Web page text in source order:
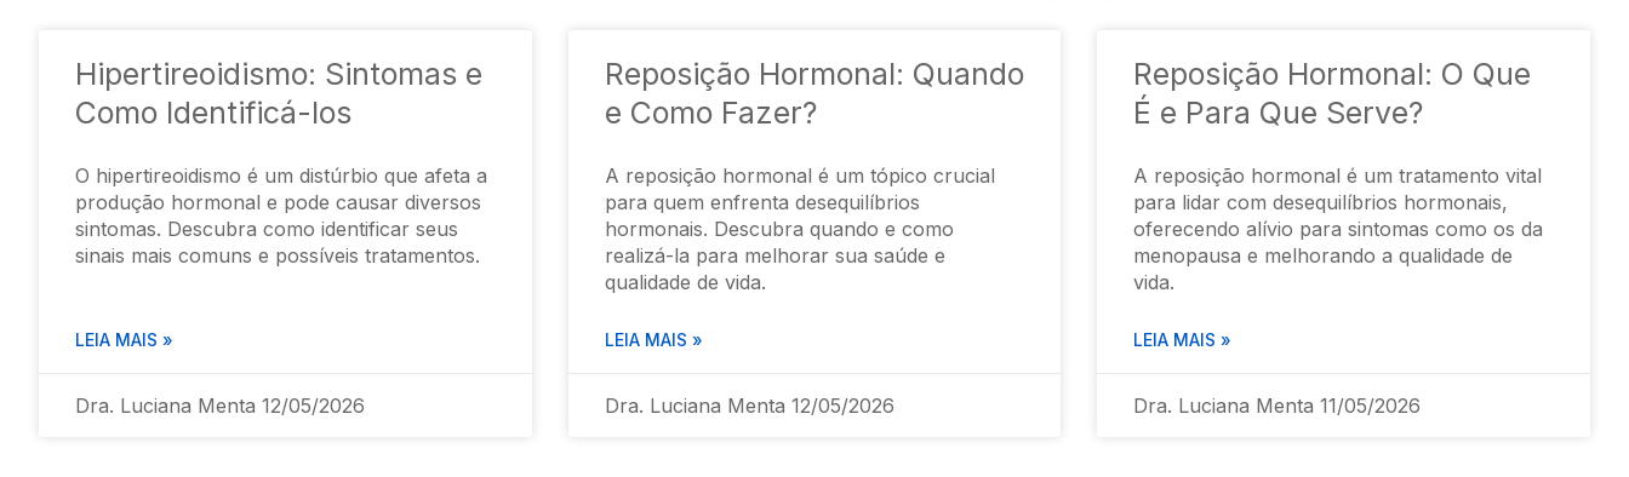
Hipertireoidismo: Sintomas e
Como Identificá-los
O hipertireoidismo é um distúrbio que afeta a
produção hormonal e pode causar diversos
sintomas. Descubra como identificar seus
sinais mais comuns e possíveis tratamentos.
LEIA MAIS »
Dra. Luciana Menta 12/05/2026
Reposição Hormonal: Quando
e Como Fazer?
A reposição hormonal é um tópico crucial
para quem enfrenta desequilíbrios
hormonais. Descubra quando e como
realizá-la para melhorar sua saúde e
qualidade de vida.
LEIA MAIS »
Dra. Luciana Menta 12/05/2026
Reposição Hormonal: O Que
É e Para Que Serve?
A reposição hormonal é um tratamento vital
para lidar com desequilíbrios hormonais,
oferecendo alívio para sintomas como os da
menopausa e melhorando a qualidade de
vida.
LEIA MAIS »
Dra. Luciana Menta11/05/2026